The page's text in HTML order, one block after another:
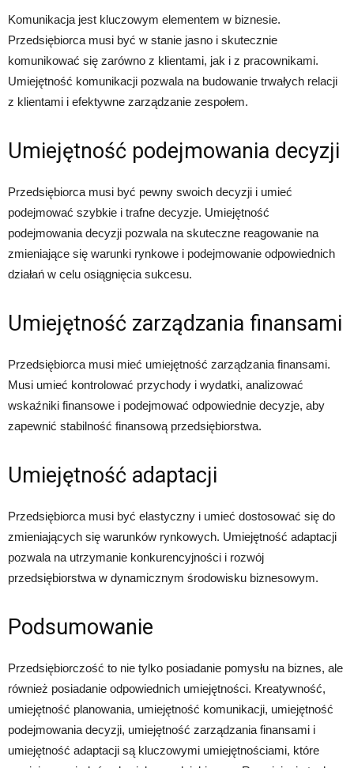
Komunikacja jest kluczowym elementem w biznesie.
Przedsiębiorca musi być w stanie jasno i skutecznie
komunikować się zarówno z klientami, jak i z pracownikami.
Umiejętność komunikacji pozwala na budowanie trwałych relacji
z klientami i efektywne zarządzanie zespołem.
Umiejętność podejmowania decyzji
Przedsiębiorca musi być pewny swoich decyzji i umieć
podejmować szybkie i trafne decyzje. Umiejętność
podejmowania decyzji pozwala na skuteczne reagowanie na
zmieniające się warunki rynkowe i podejmowanie odpowiednich
działań w celu osiągnięcia sukcesu.
Umiejętność zarządzania finansami
Przedsiębiorca musi mieć umiejętność zarządzania finansami.
Musi umieć kontrolować przychody i wydatki, analizować
wskaźniki finansowe i podejmować odpowiednie decyzje, aby
zapewnić stabilność finansową przedsiębiorstwa.
Umiejętność adaptacji
Przedsiębiorca musi być elastyczny i umieć dostosować się do
zmieniających się warunków rynkowych. Umiejętność adaptacji
pozwala na utrzymanie konkurencyjności i rozwój
przedsiębiorstwa w dynamicznym środowisku biznesowym.
Podsumowanie
Przedsiębiorczość to nie tylko posiadanie pomysłu na biznes, ale
również posiadanie odpowiednich umiejętności. Kreatywność,
umiejętność planowania, umiejętność komunikacji, umiejętność
podejmowania decyzji, umiejętność zarządzania finansami i
umiejętność adaptacji są kluczowymi umiejętnościami, które